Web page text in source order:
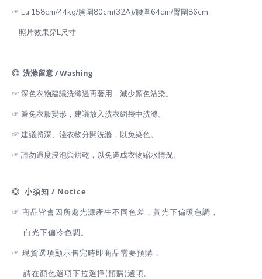
☞ Lu 158cm/44kg/胸圍80cm(32A)/腰圍64cm/臀圍86cm
照片效果穿L尺寸
◎ 洗滌留意 / Washing
☞ 深色衣物建議洗滌過再著用，減少顏色沾染。
☞ 避免衣服變形，建議放入洗衣網袋中洗滌。
☞ 建議將深、淺衣物分開洗滌，以免染色。
☞ 請勿過度浸泡與烘乾，以免造成衣物縮水情況。
◎ 小須知 / Notice
☞ 商品皆會因所處光源產生不同色差，黃光下偏暖色調，
白光下偏冷色調。
☞ 現貨選項顯示售完時即商品需要預購，
請在顏色選項下拉選擇(預購)選項。